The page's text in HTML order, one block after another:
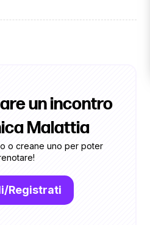
un incontro
Malattia
o creane uno per poter
Registrati